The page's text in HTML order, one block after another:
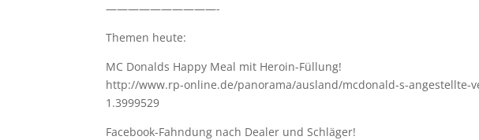
——————————-
Themen heute:
MC Donalds Happy Meal mit Heroin-Füllung!
http://www.rp-online.de/panorama/ausland/mcdonald-s-angestellte-
1.3999529
Facebook-Fahndung nach Dealer und Schläger!